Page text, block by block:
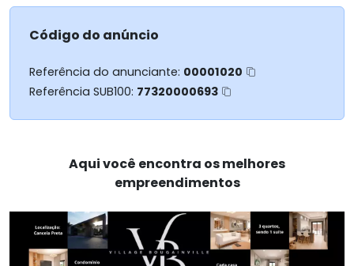
Código do anúncio
Referência do anunciante: 00001020
Referência SUB100: 77320000693
Aqui você encontra os melhores
empreendimentos